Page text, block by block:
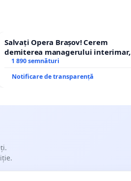
Salvați Opera Brașov! Cerem
demiterea managerului interimar,
Petrean Lucian-Marius!
1 890 semnături
Notificare de transparență